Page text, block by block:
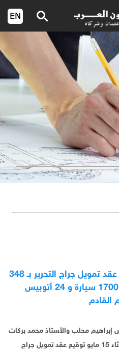
محافظ القاهرة يشهد توقيع عقد تمويل جراج التحرير بـ 348
مليون جنيه الجراج يستوعب 1700 سيارة و 24 أتوبيس
القادم
محلب والأستاذ محمد بركات
والمهندس عصام ناصف مساء الثلاثاء 15 مايو توقيع عقد تمويل جراج